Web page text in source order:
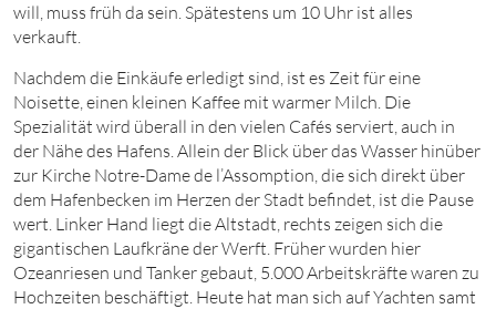
will, muss früh da sein. Spätestens um 10 Uhr ist alles
verkauft.
Nachdem die Einkäufe erledigt sind, ist es Zeit für eine
Noisette , einen kleinen Kaffee mit warmer Milch. Die
Spezialität wird überall in den vielen Cafés serviert, auch in
der Nähe des Hafens. Allein der Blick über das Wasser hinüber
zur Kirche Notre-Dame de l’Assomption, die sich direkt über
dem Hafenbecken im Herzen der Stadt befindet, ist die Pause
wert. Linker Hand liegt die Altstadt, rechts zeigen sich die
gigantischen Laufkräne der Werft. Früher wurden hier
Ozeanriesen und Tanker gebaut, 5. 000Arbeitskräfte waren zu
Hochzeiten beschäftigt. Heute hat man sich auf Yachten samt